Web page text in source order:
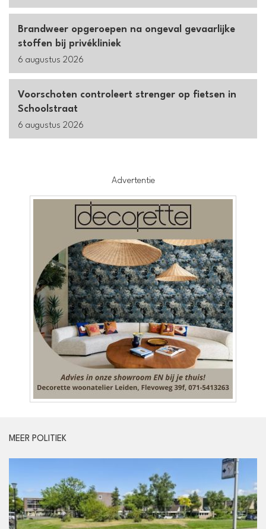
Brandweer opgeroepen na ongeval gevaarlijke
stoffen bij privékliniek
6 augustus 2026
Voorschoten controleert strenger op fietsen in
Schoolstraat
6 augustus 2026
Advertentie
MEER POLITIEK